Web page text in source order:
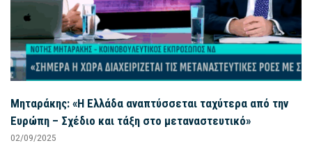
Μηταράκης: «Η Ελλάδα αναπτύσσεται ταχύτερα από την
Ευρώπη – Σχέδιο και τάξη στο μεταναστευτικό»
02/09/2025